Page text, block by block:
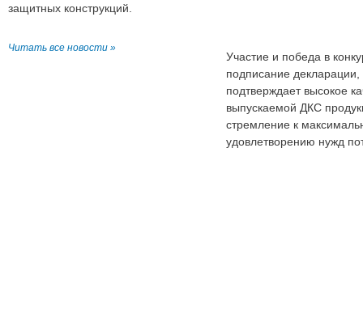
защитных конструкций.
Читать все новости »
Участие и победа в
подписание
подтверждает высокое
выпускаемой ДКС
стремление к
удовлетворению нужд